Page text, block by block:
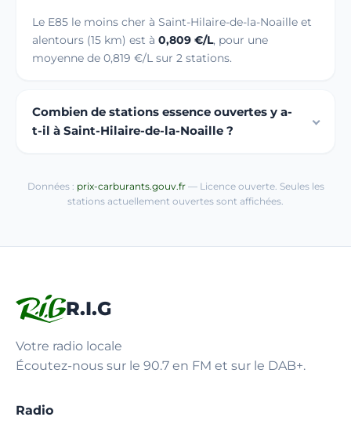
Le E85 le moins cher à Saint-Hilaire-de-la-Noaille et
alentours (15 km) est à 0,809 €/L, pour une
moyenne de 0,819 €/L sur 2 stations.
Combien de stations essence ouvertes y a-
t-il à Saint-Hilaire-de-la-Noaille ?
Données : prix-carburants.gouv.fr— Licence ouverte. Seules les
stations actuellement ouvertes sont affichées.
R.I.G
Votre radio locale
Écoutez-nous sur le 90.7 en FM et sur le DAB+.
Radio